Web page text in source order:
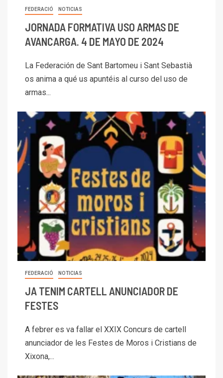
FEDERACIÓ NOTICIAS
JORNADA FORMATIVA USO ARMAS DE
AVANCARGA. 4 DE MAYO DE 2024
La Federación de Sant Bartomeu i Sant Sebastià
os anima a qué us apuntéis al curso del uso de
armas...
FEDERACIÓ NOTICIAS
JA TENIM CARTELL ANUNCIADOR DE
FESTES
A febrer es va fallar el XXIX Concurs de cartell
anunciador de les Festes de Moros i Cristians de
Xixona,...